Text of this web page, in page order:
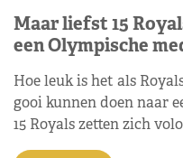
Maar liefst 15
een Olympische
Hoe leuk is het als
gooi kunnen doen naar
15 Royals zetten zich